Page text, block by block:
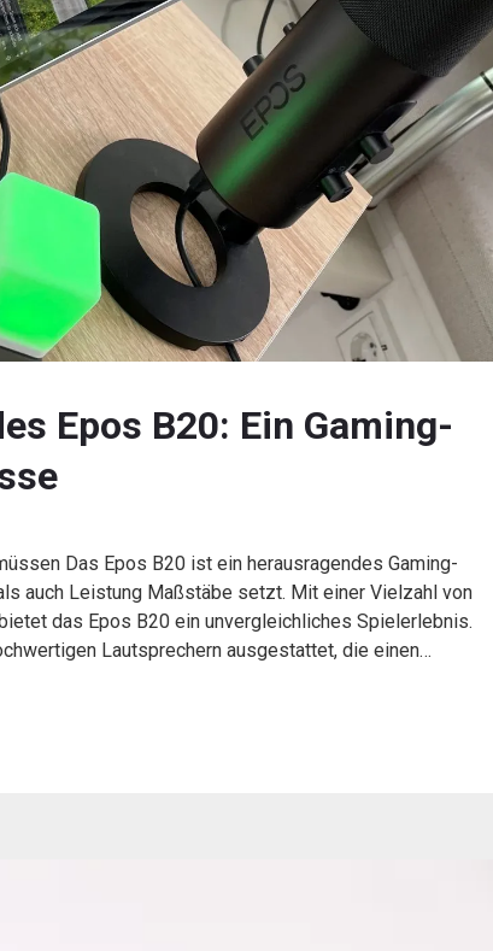
Epos B20: Ein Gaming-
Das Epos B20 ist ein herausragendes Gaming-
auch Leistung Maßstäbe setzt. Mit einer Vielzahl von
das Epos B20 ein unvergleichliches Spielerlebnis.
Lautsprechern ausgestattet, die einen…